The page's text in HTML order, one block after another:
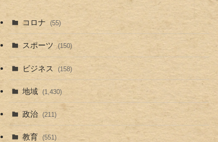
コロナ (55)
スポーツ (150)
ビジネス (158)
地域 (1,430)
政治 (211)
教育 (551)